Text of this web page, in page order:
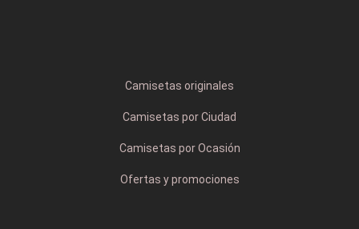
Camisetas originales
Camisetas por Ciudad
Camisetas por Ocasión
Ofertas y promociones